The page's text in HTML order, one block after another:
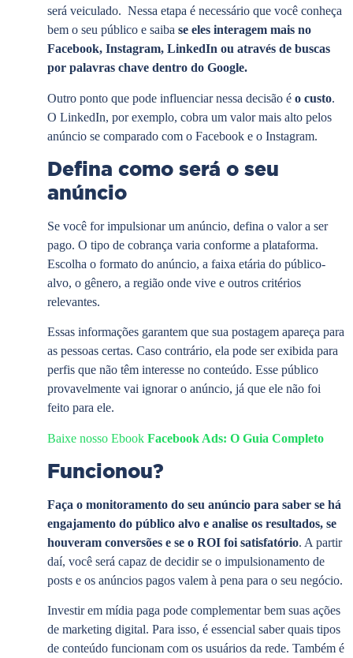
será veiculado. Nessa etapa é necessário que você conheça
bem o seu público e saiba se eles interagem mais no
Facebook, Instagram, LinkedIn ou através de buscas
por palavras chave dentro do Google.
Outro ponto que pode influenciar nessa decisão é o custo.
O LinkedIn, por exemplo, cobra um valor mais alto pelos
anúncio se comparado com o Facebook e o Instagram.
Defina como será o seu
anúncio
Se você for impulsionar um anúncio, defina o valor a ser
pago. O tipo de cobrança varia conforme a plataforma.
Escolha o formato do anúncio, a faixa etária do público-
alvo, o gênero, a região onde vive e outros critérios
relevantes.
Essas informações garantem que sua postagem apareça para
as pessoas certas. Caso contrário, ela pode ser exibida para
perfis que não têm interesse no conteúdo. Esse público
provavelmente vai ignorar o anúncio, já que ele não foi
feito para ele.
Baixe nosso Ebook Facebook Ads: O Guia Completo
Funcionou?
Faça o monitoramento do seu anúncio para saber se há
engajamento do público alvo e analise os resultados, se
houveram conversões e se o ROI foi satisfatório. A partir
daí, você será capaz de decidir se o impulsionamento de
posts e os anúncios pagos valem à pena para o seu negócio.
Investir em mídia paga pode complementar bem suas ações
de marketing digital. Para isso, é essencial saber quais tipos
de conteúdo funcionam com os usuários da rede. Também é